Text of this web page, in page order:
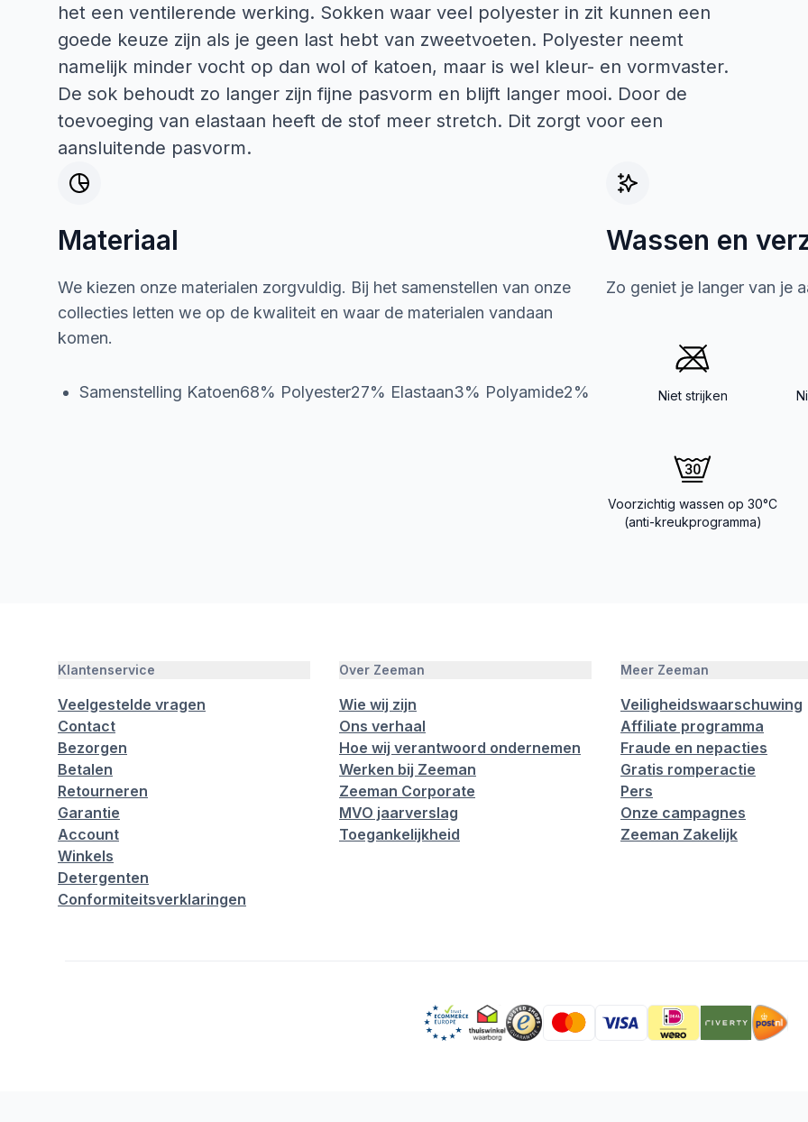
het een ventilerende werking. Sokken waar veel polyester in zit kunnen een
goede keuze zijn als je geen last hebt van zweetvoeten. Polyester neemt
namelijk minder vocht op dan wol of katoen, maar is wel kleur- en vormvaster.
De sok behoudt zo langer zijn fijne pasvorm en blijft langer mooi. Door de
toevoeging van elastaan heeft de stof meer stretch. Dit zorgt voor een
aansluitende pasvorm.
Materiaal
We kiezen onze materialen zorgvuldig. Bij het samenstellen van onze
collecties letten we op de kwaliteit en waar de materialen vandaan
komen.
Samenstelling Katoen68% Polyester27% Elastaan3% Polyamide2%
Wassen en
Zo geniet je langer van je
Niet strijken
Voorzichtig wassen op 30°C
(anti-kreukprogramma)
Klantenservice
Veelgestelde vragen
Contact
Bezorgen
Betalen
Retourneren
Garantie
Account
Winkels
Detergenten
Conformiteitsverklaringen
Over Zeeman
Wie wij zijn
Ons verhaal
Hoe wij verantwoord ondernemen
Werken bij Zeeman
Zeeman Corporate
MVO jaarverslag
Toegankelijkheid
Meer Zeeman
Veiligheidswaarschuwing
Affiliate programma
Fraude en nepacties
Gratis romperactie
Pers
Onze campagnes
Zeeman Zakelijk